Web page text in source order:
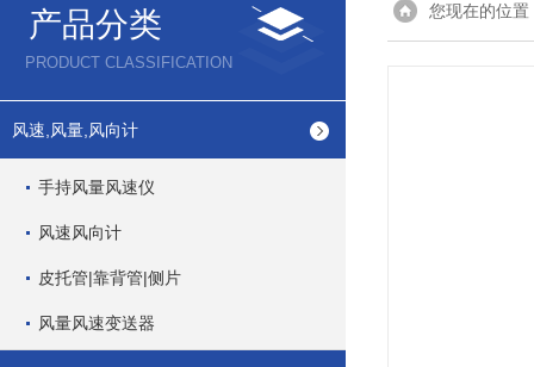
产品分类
PRODUCT CLASSIFICATION
风速,风量,风向计
手持风量风速仪
风速风向计
皮托管|靠背管|侧片
风量风速变送器
您现在的位置